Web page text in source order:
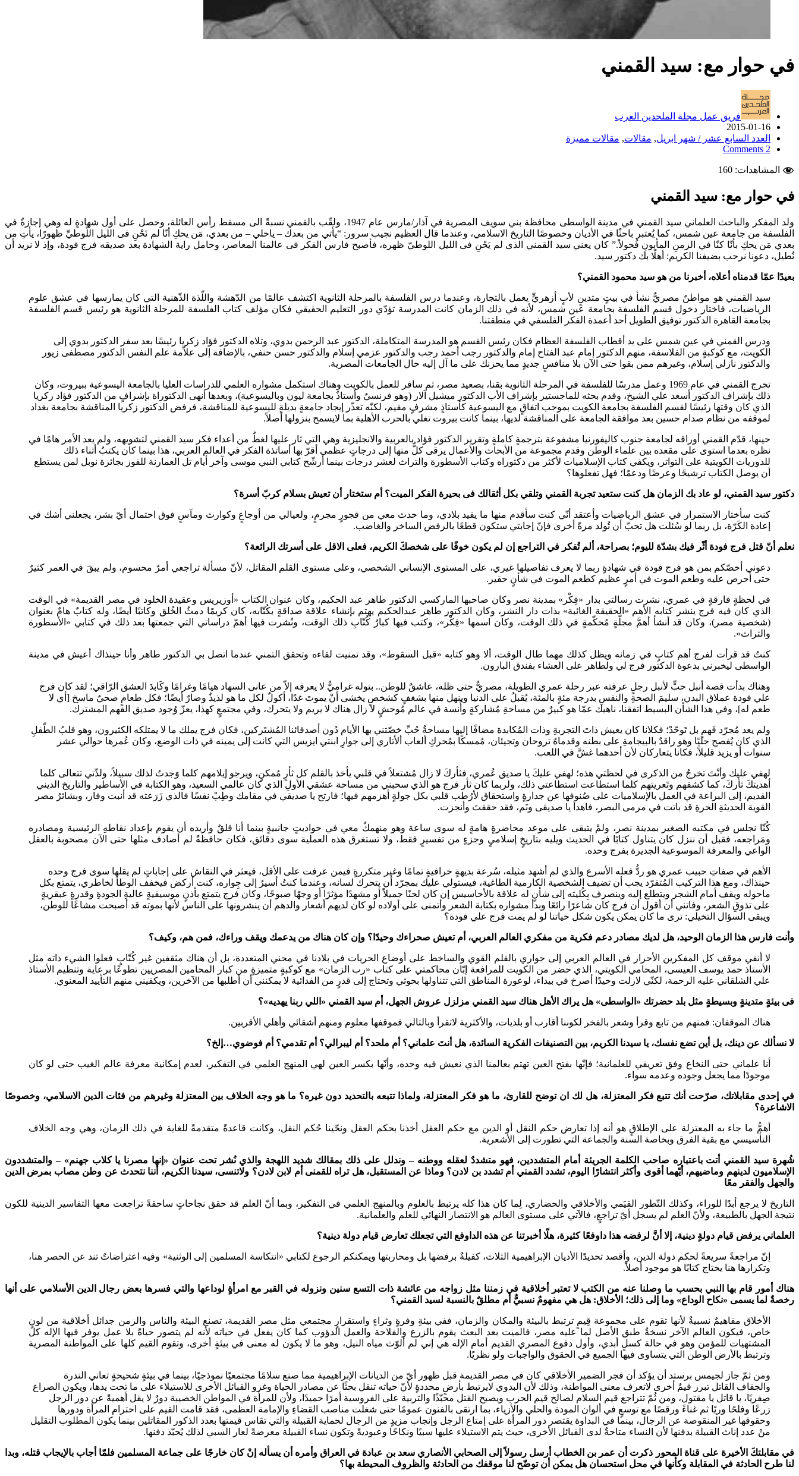
في حوار مع: سيد القمني
فريق عمل مجلة الملحدين العرب
2015-01-16
العدد السابع عشر / شهر ابريل, مقالات, مقالات مميزة
2 Comments
المشاهدات: 160
في حوار مع: سيد القمني
ولد المفكر والباحث العلماني سيد القمني في مدينة الواسطى محافظة بني سويف المصرية في آذار/مارس عام 1947، ولقّب بالقمني نسبةً الى مسقط رأس العائلة، وحصل على أول شهادةٍ له وهي إجازةٌ في
الفلسفة من جامعة عين شمس، كما يُعتبر باحثًا في الأديان وخصوصًا التاريخ الاسلامي، وعندما قال العظيم نجيب سرور: “يأتي من بعدك – ياخلي – من بعدي، مَن يحكِ أنّا لم نَحْنِ فى الليل اللّوطيِّ ظهورًا، يأتِ من
بعدي مَن يحكِ بأنّا كنّا في الزمنِ المأبونِ فُحولاً.” كان يعني سيد القمني الذى لم يَحْنِ فى الليل اللوطيّ ظهره، فأصبح فارس الفكر فى عالمنا المعاصر، وحامل راية الشهادة بعد صديقه فرج فودة، وإذ لا نريد أن
نُطيل، دعونا نرحب بضيفنا الكريم: أهلًا بك دكتور سيد.
بعيدًا عمّا قدمناه أعلاه، أخبرنا من هو سيد محمود القمني؟
سيد القمني هو مواطنٌ مصريٌّ نشأ في بيتٍ متدينٍ لأبٍ أزهريٍّ يعمل بالتجارة، وعندما درس الفلسفة بالمرحلة الثانوية اكتشف عالمًا من الدّهشة واللّذة الذّهنية التي كان يمارسها في عشق علوم
الرياضيات، فاختار دخول قسم الفلسفة بجامعة عين شمس، لأنه في ذلك الزمان كانت المدرسة تؤدّي دور التعليم الحقيقي فكان مؤلف كتاب الفلسفة للمرحلة الثانوية هو رئيس قسم الفلسفة
بجامعة القاهرة الدكتور توفيق الطويل أحد أعمدة الفكر الفلسفي في منطقتنا.
ودرس القمني في عين شمس على يد أقطاب الفلسفة العظام فكان رئيس القسم هو المدرسة المتكاملة، الدكتور عبد الرحمن بدوي، وتلاه الدكتور فؤاد زكريا رئيسًا بعد سفر الدكتور بدوي إلى
الكويت، مع كوكبةٍ من الفلاسفة، منهم الدكتور إمام عبد الفتاح إمام والدكتور رجب أحمد رجب والدكتور عزمي إسلام والدكتور حسن حنفي، بالإضافة إلى علاّمة علم النفس الدكتور مصطفى زيور
والدكتور نازلي إسلام، وغيرهم ممن بقوا حتى الآن بلا منافسٍ جديدٍ مما يحزنك على ما آل إليه حال الجامعات المصرية.
تخرج القمني في عام 1969 وعمل مدرسًا للفلسفة في المرحلة الثانوية بقنا، بصعيد مصر، ثم سافر للعمل بالكويت وهناك استكمل مشواره العلمي للدراسات العليا بالجامعة اليسوعية ببيروت، وكان
ذلك بإشراف الدكتور أسعد علي الشيخ، وقدم بحثه للماجستير بإشراف الأب الدكتور ميشيل آلار (وهو فرنسيٌ وأستاذٌ بجامعة ليون وباليسوعية)، وبعدها أنهى الدكتوراة بإشرافٍ من الدكتور فؤاد زكريا
الذي كان وقتها رئيسًا لقسم الفلسفة بجامعة الكويت بموجب اتفاقٍ مع اليسوعية كأستاذٍ مشرفٍ مقيم، لكنّه تعذّر إيجاد جامعةٍ بديلةٍ لليسوعية للمناقشة، فرفض الدكتور زكريا المناقشة بجامعة بغداد
لموقفه من نظام صدام حسين بعد موافقة الجامعة على المناقشة لديها، بينما كانت بيروت تغلي بالحرب الأهلية بما لايسمح بنزولها أصلاً.
حينها، قدّم القمني أوراقه لجامعة جنوب كاليفورنيا مشفوعة بترجمةٍ كاملةٍ وتقرير الدكتور فؤاد بالعربية والانجليزية وهي التي ثار عليها لغطٌ من أعداء فكر سيد القمني لتشويهه، ولم يعد الأمر هامًا في
نظره بعدما استوى على مقعده بين علماء الوطن وقدم مجموعة من الأبحاث والأعمال يرقى كلٌّ منها إلى درجاتٍ عظمى أقرّ بها أساتذة الفكر في العالم العربي، هذا بينما كان يكتبُ أثناء ذلك
للدوريات الكويتية على التواتر، ويكفي كتاب الإسلاميات لأكثر من دكتوراه وكتاب الأسطورة والتراث لعشر درجات بينما أرشّح كتابي النبي موسى وآخر أيام تل العمارنة للفوز بجائزة نوبل لمن يستطع
أن يوصل الكتاب ترشيحًا وعرضًا ودعمًا؛ فهل تفعلوها؟
دكتور سيد القمني، لو عاد بك الزمان هل كنت ستعيد تجربة القمني وتلقي بكل أثقالك فى بحيرة الفكر الميت؟ أم ستختار أن تعيش بسلام كربّ أسرة؟
كنت سأختار الاستمرار في عشق الرياضيات وأعتقد أنّي كنت سأقدم منها ما يفيد بلادي، وما حدث معي من فجورٍ مجرمٍ، ولعيالي من أوجاعٍ وكوارث ومآسٍ فوق احتمال أيّ بشر، يجعلني أشك في
إعادة الكَرّة، بل ربما لو سُئلت هل تحبّ أن تُولد مرةً أخرى فإنّ إجابتي ستكون قطعًا بالرفض الساخر والغاضب.
نعلم أنّ قتل فرج فودة أثّر فيك بشدّة لليوم؛ بصراحة، ألم تُفكر في التراجع إن لم يكون خوفًا على شخصكَ الكريم، فعلى الاقل على أسرتك الرائعة؟
دعوني أخصّكم بمن هو فرج فودة في شهادةٍ ربما لا يعرف تفاصيلها غيري، على المستوى الإنساني الشخصي، وعلى مستوى القلم المقاتل، لأنّ مسألة تراجعي أمرٌ محسوم، ولم يبقَ في العمر كثيرٌ
حتى أحرص عليه وطعم الموت في أمرٍ عظيم كطعم الموت في شأنٍ حقير.
في لحظةٍ فارقةٍ في عمري، نشرت رسالتي بدار «فِكْر» بمدينة نصر وكان صاحبها الماركسي الدكتور طاهر عبد الحكيم، وكان عنوان الكتاب «أوزيريس وعقيدة الخلود في مصر القديمة» في الوقت
الذي كان فيه فرج ينشر كتابه الأهم «الحقيقة الغائبة» بذات دار النشر، وكان الدكتور طاهر عبدالحكيم يهتم بإنشاء علاقة صداقةٍ بكُتّابه، كان كريمًا دمثُ الخُلق وكاتبًا أيضًا، وله كتابٌ هامٌ بعنوان
(شخصية مصر)، وكان قد أنشأ أهمَّ مجلّةٍ مُحكّمةٍ في ذلك الوقت، وكان اسمها «فِكْر»، وكتب فيها كبارُ كُتّابِ ذلك الوقت، ونُشرت فيها أهمّ دراساتي التي جمعتها بعد ذلك في كتابي «الأسطورة
والتراث».
كنتُ قد قرأت لفرج أهم كتابٍ في زمانه ويظل كذلك مهما طال الوقت، ألا وهو كتابه «قبل السقوط»، وقد تمنيت لقاءه وتحقق التمني عندما اتصل بي الدكتور طاهر وأنا حينذاك أعيش في مدينة
الواسطى ليخبرني بدعوة الدكتور فرج لي ولطاهر على العشاء بفندق البارون.
وهناك بدأت قصة أنبل حبٍّ لأنبل رجلٍ عرفته عبر رحلة عمري الطويلة، مصريٌّ حتى ظله، عاشقٌ للوطن.. بتوله غراميٌّ لا يعرفه إلاّ من عانى السهاد هيامًا وغرامًا وكَابدَ العشق الرّاقي؛ لقد كان فرج
علي فودة عملاق البدن، سليمَ الصحةِ والنفسِ بدرجة مئةٍ بالمئة، يُقبلُ على الدنيا وينهل منها بشغفٍ كشخصٍ يخشى أنْ يموتَ غدًا، أكولٌ لكل ما هو لذيذٌ وضارٌ أيضًا؛ فكل طعامٍ صحيٌ ماسخ [أي لا
طعم له]، وفي هذا الشأن البسيط اتفقنا، ناهيك عمّا هو كبيرٌ من مساحةِ مُشاركةٍ وأُنسة في عالم مُوحشٍ لا زال هناك لا يريم ولا يتحرك، وفي مجتمعٍ كهذا، يعزّ وُجود صديق الفهم المشترك.
ولم يعد مُجرّد فَهمٍ بل تَوحّدْ؛ فكلانا كان يعيش ذاتَ التجربةِ وذات المُكابدة مضافًا إليها مساحةُ حُبِّ خصّتني بها الأيام دُون أصدقائنا المُشتَركين، فكان فرج يملك ما لا يمتلكه الكثيرون، وهو قلبُ الطّفلِ
الذي كان يُفصح جليًا وهو راقدٌ بالبيجامةِ على بطنه وقدماهُ تروحان وتجيئان، مُمسكًا بمُحركِ ألعاب ألأتاري إلى جوارِ ابنتي ايزيس التي كانت إلى يمينه في ذات الوضع، وكان عُمرها حوالي عشر
سنوات أو يزيد قليلاً، فكانا يتعاركان لأن أحدهما غشَّ في اللعب.
لهفي عليك وأنْتَ تخرجُ من الذكرى في لحظتي هذه؛ لهفي عليكَ يا صديق عُمري، فثأركَ لا زال مُشتعلاً في قلبي يأخذ بالقلم كل ثأرٍ مُمكنٍ، ويرجو إيلامهم كلما وَجدتُ لذلك سبيلاً، ولذّتي تتعالى كلما
أهديتكَ ثأركَ، كما كشفهم وتَعريتهم كلما استطاعت استطاعتي ذلك، ولربما كان ثأر فرج هو الذي سحبني من مساحة عشقي الأولِ الذي كان عالمي السعيد، وهو الكتابة في الأساطير والتاريخ الديني
القديم، إلى البراعة في العمل بالإسلاميات على صُنوفها عن جدارةٍ واستحقاق لأرُطب قلبي بكل جولةٍ أهزمهم فيها؛ فارتح يا صديقي في مقامك وطِبْ نفسًا فالذي زَرَعته قد أنبت وفار، وبشائرُ مصر
القوية الحديثةِ الحرةِ قد باتت في مرمى البصر، فاهدأ يا صديقى ونَم، فقد حققتَ وأنجزت.
كُنّا نجلس في مكتبه الصغير بمدينة نصر، ولمْ يتبقى على موعد محاضرةٍ هامةٍ له سوى ساعة وهو منهمكٌ معي في حواديتٍ جانبيةٍ بينما أنا قلقٌ وأريده أن يقوم بإعداد نقاطهِ الرئيسية ومصادره
ومَراجعه، فقبل أن ننزل كان يتناول كتابًا في الحديث ويليه بتاريخٍ إسلاميٍ وجزءٍ من تفسيرٍ فقط، ولا تستغرق هذه العملية سوى دقائق، فكان حافظةً لم أصادف مثلها حتى الآن مصحوبة بالعقل
الواعي والمعرفة الموسوعية الجديرة بفرج وحده.
الأهم في صفاتِ حبيب عمري هو ردُّ فعله الأسرع والذي لم أشهد مثيله، سُرعة بديهةٍ خرافيةٍ تمامًا وغير متكررةٍ فيمن عرفت على الأقل، فيعثر في النقاش على إجاباتٍ لم يقلها سوى فرج وحده
حينذاك، ومع هذا التركيب المُتفرّد يجب أن تضيف الشخصية الكارمية الطاغية، فيستولي عليك بمجرّد أن يتحرك لسانه، وعندما كنتُ أسيرُ إلى جِواره، كنت أركض فيخفف الوطأ لخاطري، يتمتع بكل
ماحوله ويقف أمام الشجر ويتطلع إليه وينصرف بِكُليته إلى شأنٍ له علاقة بالأحاسيس إن كان لحنًا جميلاً أو مشهدًا مؤثرًا أو وجهًا صبوحًا، وكان فرج يتمتع بأذنٍ موسيقيةٍ عاليةِ الجودةِ وقدرةٍ عبقريةٍ
على تذوقِ الشعر، وفاتني أن أقول أن فرج كان شاعرًا رائعًا وبدأ مشواره بكتابة الشعر وأتمنى على أولاده لو كان لديهم أشعار والدهم أن ينشرونها على الناس لأنها بموته قد أصبحت مشاعًا للوطن،
ويبقى السؤال التخيلي: ترى ما كان يمكن يكون شكل حياتنا لو لم يمت فرج علي فودة؟
وأنت فارس هذا الزمان الوحيد، هل لديك مصادر دعم فكرية من مفكري العالم العربي، أم تعيش صحراءك وحيدًا؟ وإن كان هناك من يدعمك ويقف وراءك، فمن هم، وكيف؟
لا أنفي موقف كل المفكرين الأحرار في العالم العربي إلى جواري بالقلم القوي والساخط على أوضاع الحريات في بلادنا في محني المتعددة، بل أن هناك مثقفين غير كُتّابٍ فعلوا الشيء ذاته مثل
الأستاذ حمد يوسف العيسى، المحامي الكويتي، الذي حضر من الكويت للمرافعة إبّان محاكمتي على كتاب «رب الزمان» مع كوكبةٍ متميزةٍ من كبار المحامين المصريين تطوعًا برعاية وتنظيم الأستاذ
علي الشلقاني عليه الرحمة، لكنّي لازلت وحيدًا أصرخ في بيداء، لوعورة المناطق التي تتناولها بحوثي وتحتاج إلى قدرٍ من الفدائية لا يمكنني أن أطلبها من الآخرين، ويكفيني منهم التأييد المعنوي.
فى بيئةٍ متدينةٍ وبسيطةٍ مثل بلد حضرتك «الواسطى» هل يراك الأهل هناك سيد القمني مزلزل عروش الجهل، أم سيد القمني «اللي ربنا يهديه»؟
هناك الموقفان: فمنهم من تابع وقرأ وشعر بالفخر لكوننا أقارب أو بلديات، والأكثرية لاتقرأ وبالتالي فموقفها معلوم ومنهم أشقائي وأهلي الأقربين.
لا نسألك عن دينك، بل أين تضع نفسك، يا سيدنا الكريم، بين التصنيفات الفكرية السائدة، هل أنتَ علماني؟ أم ملحد؟ أم ليبرالي؟ أم تقدمي؟ أم فوضوي…إلخ؟
أنا علماني حتى النخاع وفق تعريفي للعلمانية؛ فإنّها بفتح العين تهتم بعالمنا الذي نعيش فيه وحده، وأنّها بكسر العين لهي المنهج العلمي في التفكير، لعدم إمكانية معرفة عالم الغيب حتى لو كان
موجودًا مما يجعل وجوده وعدمه سواء.
في إحدى مقابلاتك، صرّحت أنك تتبع فكر المعتزلة، هل لك ان توضح للقارئ، ما هو فكر المعتزلة، ولماذا تتبعه بالتحديد دون غيره؟ ما هو وجه الخلاف بين المعتزلة وغيرهم من فئات الدين الاسلامي، وخصوصًا
الاشاعرة؟
أهمُّ ما جاء به المعتزلة على الإطلاقٍ هو أنه إذا تعارض حكم النقل أو الدين مع حكم العقل أخذنا بحكم العقل ونحّينا حُكم النقل، وكانت قاعدةً متقدمةً للغاية في ذلك الزمان، وهي وجه الخلاف
التأسيسي مع بقية الفرق وبخاصة السنة والجماعة التي تطورت إلى الأشعرية.
شُهرة سيد القمني أتت باعتباره صاحب الكلمة الجريئة أمام المتشددين، فهو متشددٌ لعقله ووطنه – وندلل على ذلك بمقالك شديد اللهجة والذي نُشر تحت عنوان «إنها مصرنا يا كلاب جهنم» – والمتشددون
الإسلاميون لدينهم وماضيهم، أيّهما أقوى وأكثر انتشارًا اليوم، تشدد القمني أم تشدد بن لادن؟ وماذا عن المستقبل، هل تراه للقمنى أم لابن لادن؟ ولاتنسى، سيدنا الكريم، أننا نتحدث عن وطن مصاب بمرض الدين
والجهل والفقر معًا
التاريخ لا يرجع أبدًا للوراء، وكذلك التّطور القيَمي والأخلاقي والحضاري، لِما كان هذا كله يرتبط بالعلوم وبالمنهج العلمي في التفكير، وبما أنّ العلم قد حقق نجاحاتٍ ساحقةً تراجعت معها التفاسير الدينية للكون
نتيجة الجهل بالطبيعة، ولأنّ العلم لم يسجل أيّ تراجعٍ، فالآتي على مستوى العالم هو الانتصار النهائي للعلم والعلمانية.
العلماني يرفض قيام دولةٍ دينية، إلا أنَّ لرفضه هذا داوفعًا كثيرة، هلّا أخبرتنا عن هذه الداوفع التي تجعلك تعارض قيام دولة دينية؟
إنّ مراجعةً سريعةً لحكم دولة الدين، وأقصد تحديدًا الأديان الإبراهيمية الثلاث، كفيلةٌ برفضها بل ومحاربتها ويمكنكم الرجوع لكتابي «انتكاسة المسلمين إلى الوثنية» وفيه اعتراضاتٌ تند عن الحصر هنا،
وتكرارها هنا يحتاج كتابًا هو موجود أصلاً.
هناك أمور قام بها النبي بحسب ما وصلنا عنه من الكتب لا تعتبر أخلاقية في زمننا مثل زواجه من عائشة ذات التسع سنين ونزوله في القبر مع امرأةٍ لوداعها والتي فسرها بعض رجال الدين الأسلامي على أنها
رخصةٌ لما يسمى «نكاح الوداع» وما إلى ذلك؛ الأخلاق: هل هي مفهومٌ نسبيٌّ أم مطلقٌ بالنسبة لسيد القمني؟
الأخلاق مفاهيمٌ نسبيةٌ لأنها تقوم على مجموعة قِيمٍ ترتبط بالبيئة والمكان والزمان، ففي بيئةِ وفرةٍ وثراءٍ واستقرارٍ مجتمعي مثل مصر القديمة، تصنع البيئة والناس والزمن جدائل أخلاقية من لونٍ
خاص، فيكون العالم الآخر نسخةٌ طبق الأصل لما عليه مصر، فالميت بعد البعث يقوم بالزرع والفلاحة والعمل الدؤوب كما كان يفعل في حياته لأنه لم يتصور حياةً بلا عمل يوفر فيها الإله كل
المشتهيات للمؤمن وهو في حالة كسلٍ أبدي، وأول دفوع المصري القديم أمام الإله هي إني لم ألوّث مياه النيل، وهو ما لا يكون له معنى في بيئةٍ أخرى، وتقوم القيم كلها على المواطنة المصرية
وترتبط بالأرض الوطن التي يتساوى فيها الجميع في الحقوق والواجبات ولو نظريًا.
ومن ثمّ جاز لجيمس برستد أن يؤكد أن فجر الضمير الأخلاقي كان في مصر القديمة قبل ظهور أيّ من الديانات الإبراهيمية مما صنع سلامًا مجتمعيًا نموذجيًا، بينما في بيئةٍ شحيحةٍ تعاني الندرة
والجفاف القاتل تبرز قيمٌ أخرى لاتعرف معنى المواطنة، وذلك لأن البدوي لايرتبط بأرضٍ محددةٍ لأنّ حياته تنقل بحثًا عن مصادر الحياة وغزو القبائل الأخرى للاستيلاء على ما تحت يدها، ويكون الصراع
صِفريًا، يا قاتل يا مقتول، ومن ثُمّ تتراجع قيم السلام لصالح قيم الحرب ويصبح القتل محبّذًا والتربية على الفروسية أمرًا حميدًا، ولأن للمرأة في المواطن الخصيبة دورٌ لا يقل أهميةً عن دور الرجل
زرعًا وفلحًا وريًا ثم غناءً ورقصًا مع توسعٍ في ألوان المودة والحلي والأزياء، بما ارتقى بالفنون عمومًا حتى شغلت مناصب القضاءِ والإمامة العظمى، فقد قامت القيم على احترام المرأة ودورها
وحقوقها غير المنقوصة عن الرجال، بينما في البداوة يقتصر دور المرأة على إمتاع الرجل وإنجاب مزيدٍ من الرجال لحماية القبيلة والتي تقاس قيمتها بعدد الذكور المقاتلين بينما يكون المطلوب التقليل
منْ عدد إناث القبيلة بدفنها لأن النساء متاحةٌ لدى القبائل الأخرى، حيث يتم الاستيلاء عليها سبيًا ونكاحًا وعبوديةً وتكون نساء القبيلة معرضةً لعار السبي لذلك يُحبّذ دفنها.
في مقابلتكَ الأخيرة على قناة المحور ذكرت أن عمر بن الخطاب أرسل رسولاً إلى الصحابي الأنصاري سعد بن عبادة في العراق وأمره أن يسأله إنْ كان خارجًا على جماعة المسلمين فلمّا أجاب بالإيجاب قتله، وبدا
لنا طرح الحادثة في المقابلة وكأنها في محل استحسان هل يمكن أن توضّح لنا موقفك من الحادثة والظروف المحيطة بها؟